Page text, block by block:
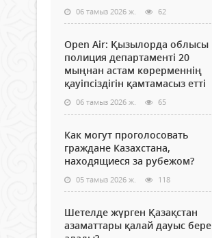
06 тамыз 2026 ж. 62
Open Air: Қызылорда облысы
полиция департаменті 20
мыңнан астам көрерменнің
қауіпсіздігін қамтамасыз етті
06 тамыз 2026 ж. 65
Как могут проголосовать
граждане Казахстана,
находящиеся за рубежом?
05 тамыз 2026 ж. 118
Шетелде жүрген Қазақстан
азаматтары қалай дауыс бере